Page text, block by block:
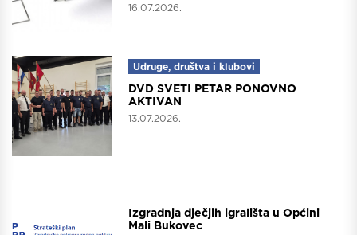
16.07.2026.
Udruge, društva i klubovi
DVD SVETI PETAR PONOVNO
AKTIVAN
13.07.2026.
Izgradnja dječjih igrališta u Općini
Mali Bukovec